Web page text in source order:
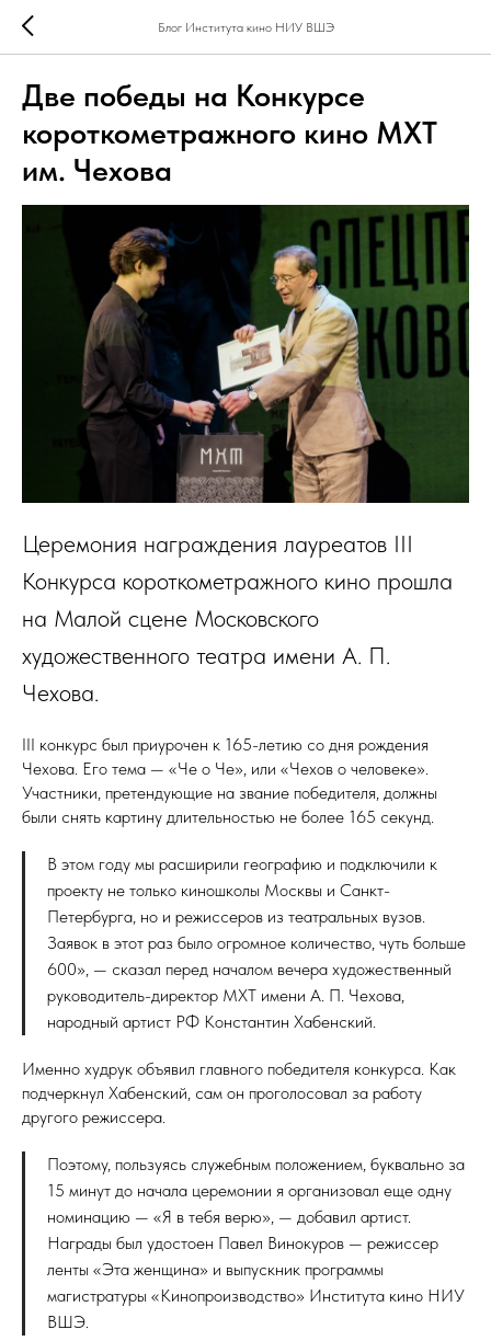
Блог Института кино НИУ ВШЭ
Две победы на Конкурсе
короткометражного кино МХТ
им. Чехова
Церемония награждения лауреатов III
Конкурса короткометражного кино прошла
на Малой сцене Московского
художественного театра имени А. П.
Чехова.
III конкурс был приурочен к 165-летию со дня рождения
Чехова. Его тема — «Че о Че», или «Чехов о человеке».
Участники, претендующие на звание победителя, должны
были снять картину длительностью не более 165 секунд.
В этом году мы расширили географию и подключили к
проекту не только киношколы Москвы и Санкт-
Петербурга, но и режиссеров из театральных вузов.
Заявок в этот раз было огромное количество, чуть больше
600», — сказал перед началом вечера художественный
руководитель-директор МХТ имени А. П. Чехова,
народный артист РФ Константин Хабенский.
Именно худрук объявил главного победителя конкурса. Как
подчеркнул Хабенский, сам он проголосовал за работу
другого режиссера.
Поэтому, пользуясь служебным положением, буквально за
15 минут до начала церемонии я организовал еще одну
номинацию — «Я в тебя верю», — добавил артист.
Награды был удостоен Павел Винокуров — режиссер
ленты «Эта женщина» и выпускник программы
магистратуры «Кинопроизводство» Института кино НИУ
ВШЭ.